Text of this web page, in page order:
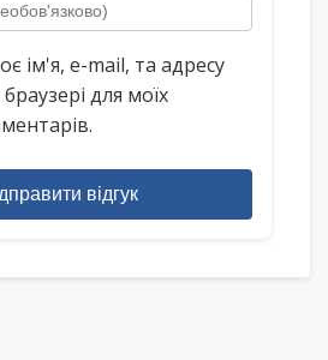
ім'я, e-mail, та адресу
для моїх
відгук